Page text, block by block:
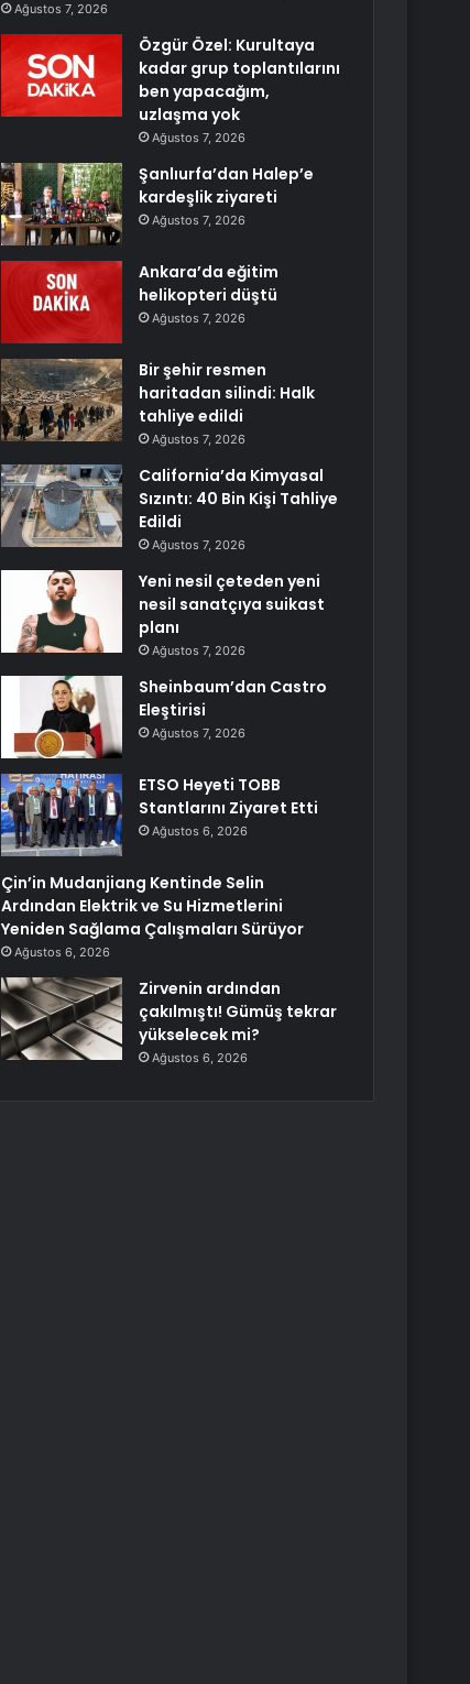
Ağustos 7, 2026
Özgür Özel: Kurultaya
kadar grup toplantılarını
ben yapacağım,
uzlaşma yok
Ağustos 7, 2026
Şanlıurfa’dan Halep’e
kardeşlik ziyareti
Ağustos 7, 2026
Ankara’da eğitim
helikopteri düştü
Ağustos 7, 2026
Bir şehir resmen
haritadan silindi: Halk
tahliye edildi
Ağustos 7, 2026
California’da Kimyasal
Sızıntı: 40 Bin Kişi Tahliye
Edildi
Ağustos 7, 2026
Yeni nesil çeteden yeni
nesil sanatçıya suikast
planı
Ağustos 7, 2026
Sheinbaum’dan Castro
Eleştirisi
Ağustos 7, 2026
ETSO Heyeti TOBB
Stantlarını Ziyaret Etti
Ağustos 6, 2026
Çin’in Mudanjiang Kentinde Selin
Ardından Elektrik ve Su Hizmetlerini
Yeniden Sağlama Çalışmaları Sürüyor
Ağustos 6, 2026
Zirvenin ardından
çakılmıştı! Gümüş tekrar
yükselecek mi?
Ağustos 6, 2026